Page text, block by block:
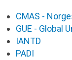
CMAS -
GUE - Global
IANTD
PADI